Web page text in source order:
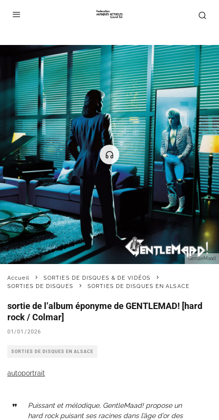
GentleMaad
Accueil
SORTIES DE DISQUES & DE VIDÉOS
SORTIES DE DISQUES
SORTIES DE DISQUES EN ALSACE
sortie de l’album éponyme de GENTLEMAD! [hard
rock / Colmar]
01/01/2026
SORTIES DE DISQUES EN ALSACE
autoportrait
Puissant et mélodique, GentleMaad! propose un
hard rock puisant ses racines dans l’âge d’or des